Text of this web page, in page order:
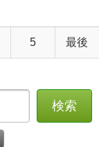
5 最後
検索